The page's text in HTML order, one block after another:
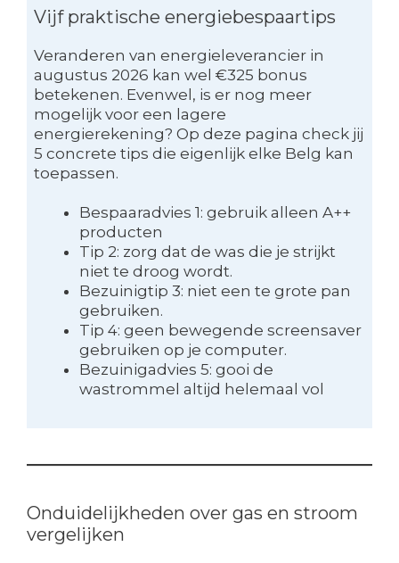
Vijf praktische energiebespaartips
Veranderen van energieleverancier in
augustus 2026 kan wel €325 bonus
betekenen. Evenwel, is er nog meer
mogelijk voor een lagere
energierekening? Op deze pagina check jij
5 concrete tips die eigenlijk elke Belg kan
toepassen.
Bespaaradvies 1: gebruik alleen A++
producten
Tip 2: zorg dat de was die je strijkt
niet te droog wordt.
Bezuinigtip 3: niet een te grote pan
gebruiken.
Tip 4: geen bewegende screensaver
gebruiken op je computer.
Bezuinigadvies 5: gooi de
wastrommel altijd helemaal vol
Onduidelijkheden over gas en stroom
vergelijken